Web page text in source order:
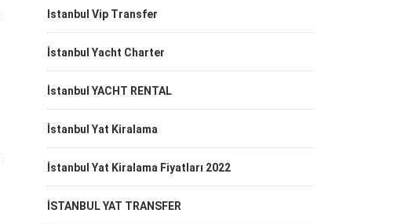
Istanbul Vip Transfer
İstanbul Yacht Charter
İstanbul YACHT RENTAL
İstanbul Yat Kiralama
İstanbul Yat Kiralama Fiyatları 2022
İSTANBUL YAT TRANSFER